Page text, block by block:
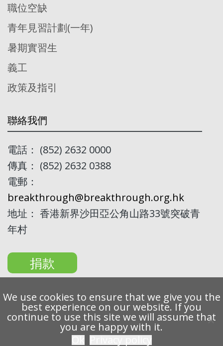
職位空缺
青年見習計劃(一年)
暑期實習生
義工
政策及指引
聯絡我們
電話： (852) 2632 0000
傳真： (852) 2632 0388
電郵：
breakthrough@breakthrough.org.hk
地址： 香港新界沙田亞公角山路33號突破青
年村
捐款
Copyright 2022 Breakthrough Ltd. All rights reserved.
私隱條例
免責聲明
We use cookies to ensure that we give you the
best experience on our website. If you
continue to use this site we will assume that
you are happy with it.